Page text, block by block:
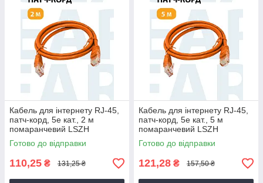
Кабель для інтернету RJ-45,
патч-корд, 5е кат., 2 м
помаранчевий LSZH
(негорючий)
Готово до відправки
110,25 ₴ 131,25 ₴
Кабель для інтернету RJ-45,
патч-корд, 5е кат., 5 м
помаранчевий LSZH
(негорючий)
Готово до відправки
121,28 ₴ 157,50 ₴